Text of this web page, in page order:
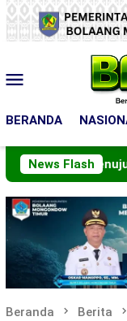
Loncat
ke
konten
Mobile
BERANDA
News Flash
Menuju
Beranda Berita